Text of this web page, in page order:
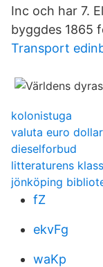
Inc och har 7.
byggdes 1865
Transport
kolonistuga
valuta euro
dieselforbud
litteraturens
jönköping
fZ
ekvFg
waKp